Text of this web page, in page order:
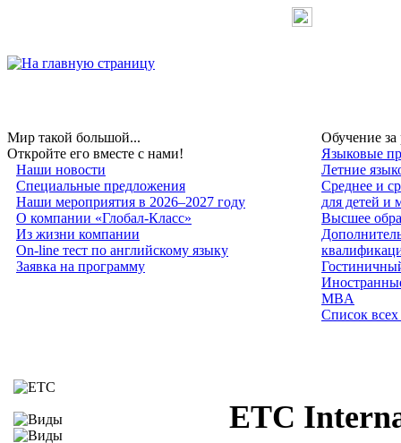
Мир такой большой...
Откройте его вместе с нами!
Наши новости
Специальные предложения
Наши мероприятия в 2026–2027 году
О компании «Глобал-Класс»
Из жизни компании
On-line тест по английскому языку
Заявка на программу
Обучение
Языковые
Летние
Среднее и
для детей и
Высшее
MBA
Список
ETC